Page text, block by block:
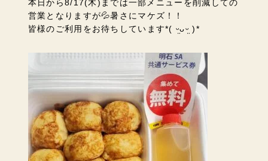
本日から8/17(木)までは一部メニューを削減しての
営業となりますが💦暑さにマケズ！！
皆様のご利用をお待ちしています*( ᵕ̤ᴗᵕ̤ )*